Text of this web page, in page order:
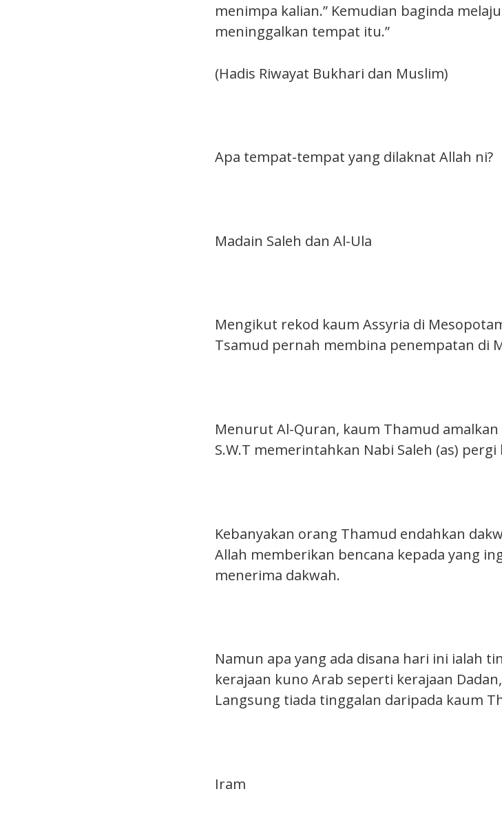
menimpa kalian.” Kemudian baginda
meninggalkan tempat itu.”
(Hadis Riwayat Bukhari dan Muslim)
Apa tempat-tempat yang dilaknat Allah ni?
Madain Saleh dan Al-Ula
Mengikut rekod kaum Assyria di
Tsamud pernah membina penempatan di
Menurut Al-Quran, kaum Thamud
S.W.T memerintahkan Nabi Saleh (as)
Kebanyakan orang Thamud endahkan
Allah memberikan bencana kepada yang
menerima dakwah.
Namun apa yang ada disana hari ini ialah
kerajaan kuno Arab seperti kerajaan
Langsung tiada tinggalan daripada kaum
Iram